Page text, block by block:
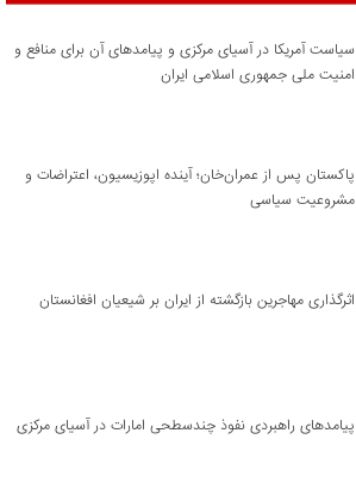
سیاست آمریکا در آسیای مرکزی و پیامدهای آن برای منافع و
امنیت ملی جمهوری اسلامی ایران
پاکستان پس از عمران‌خان؛ آینده اپوزیسیون، اعتراضات و
مشروعیت سیاسی
اثرگذاری مهاجرین بازگشته از ایران بر شیعیان افغانستان
پیامدهای راهبردی نفوذ چندسطحی امارات در آسیای مرکزی